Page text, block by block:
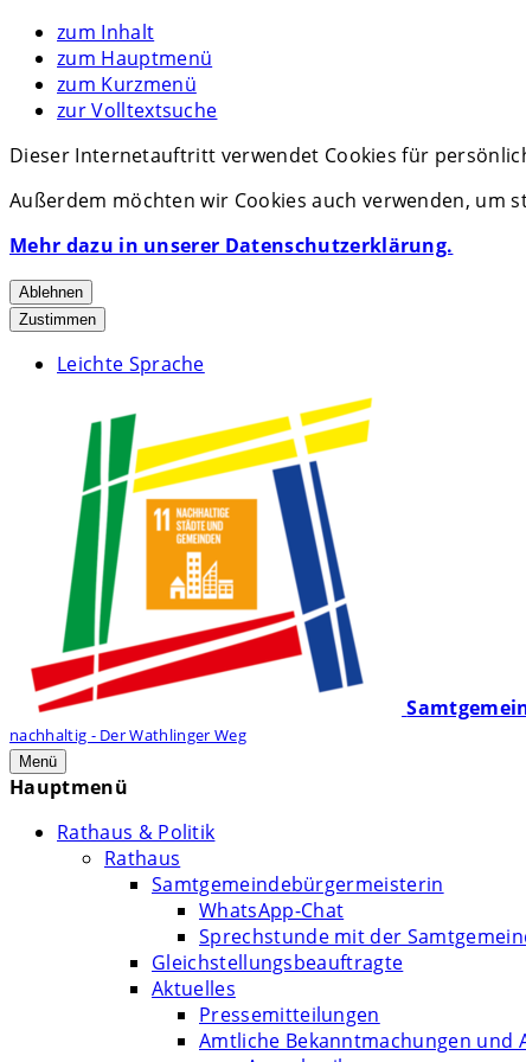
zum Inhalt
zum Hauptmenü
zum Kurzmenü
zur Volltextsuche
Dieser Internetauftritt verwendet Cookies für
Außerdem möchten wir Cookies auch verwenden, um
Mehr dazu in unserer Datenschutzerklärung.
Ablehnen
Zustimmen
Leichte Sprache
nachhaltig - Der Wathlinger Weg
Menü
Hauptmenü
Rathaus & Politik
Rathaus
Samtgemeindebürgermeisterin
WhatsApp-Chat
Sprechstunde mit der
Gleichstellungsbeauftragte
Aktuelles
Pressemitteilungen
Amtliche Bekanntmachungen und